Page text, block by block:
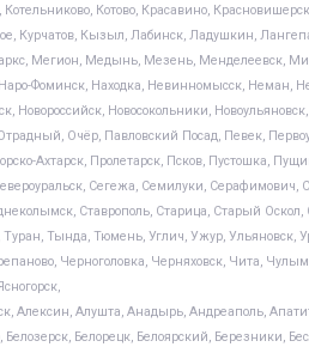
Котово, Красавино,
Курчатов, Кызыл, Лабинск, Ладушкин,
Мегион, Медынь, Мезень, Менделеевск,
Фоминск, Находка, Невинномысск, Неман,
Новороссийск, Новосокольники,
Очёр, Павловский Посад, Певек,
Ахтарск, Пролетарск, Псков, Пустошка,
Сегежа, Семилуки,
Ставрополь, Старица, Старый
Туран, Тында, Тюмень, Углич, Ужур,
Черноголовка, Черняховск, Чита,
Алексин, Алушта, Анадырь, Андреаполь,
Белорецк, Белоярский, Березники,